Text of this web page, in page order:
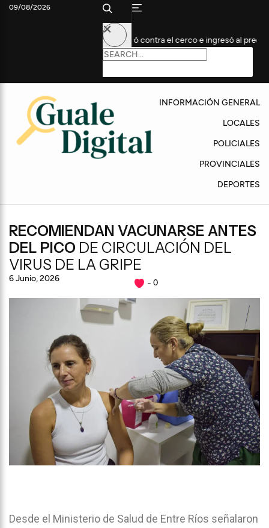
un auto impactó contra el cerco e ingresó al predio
09/08/2026
INFORMACIÓN GENERAL
LOCALES
POLICIALES
PROVINCIALES
DEPORTES
RECOMIENDAN VACUNARSE ANTES
DEL PICO DE CIRCULACIÓN DEL
VIRUS DE LA GRIPE
6 Junio, 2026 0
Desde el Ministerio de Salud de Entre Ríos señalaron